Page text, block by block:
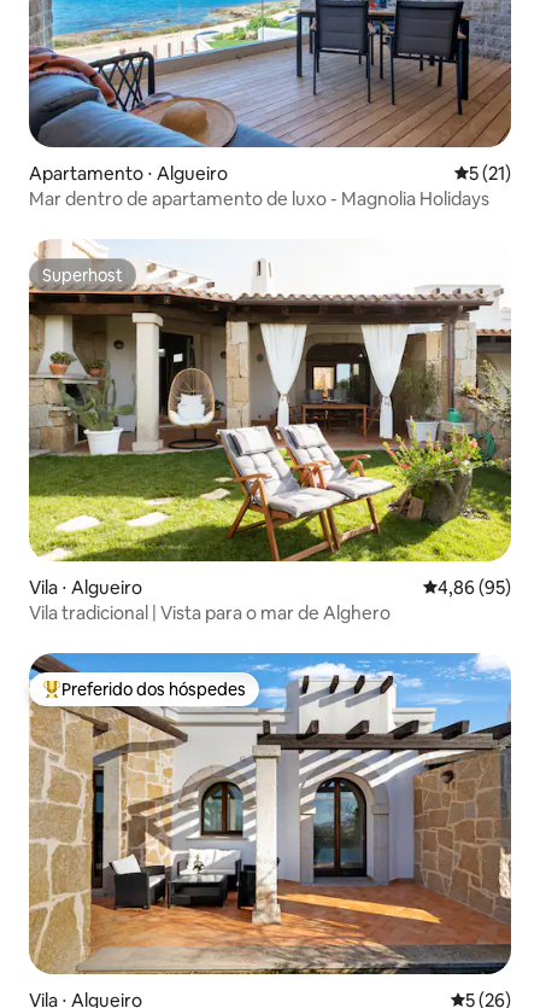
Apartamento ⋅ Algueiro 5 de uma
5 (21)
Mar dentro de apartamento de luxo - Magnolia Holidays
Superhost
Superhost
Vila ⋅ Algueiro 4,86 de uma
4,86 (95)
Vila tradicional | Vista para o mar de Alghero
Entre os melhores preferidos dos hóspedes
Preferido dos hóspedes
Vila ⋅ Algueiro 5 de uma
5 (26)